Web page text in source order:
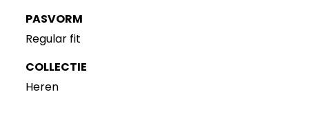
PASVORM
Regular fit
COLLECTIE
Heren